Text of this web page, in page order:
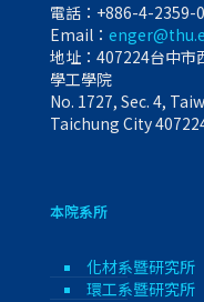
電話： +886-4-2359-
Email：
地址：407224台中市
學工學院
No. 1727, Sec. 4,
Taichung City
本院系所
化材系暨研究所
環工系暨研究所